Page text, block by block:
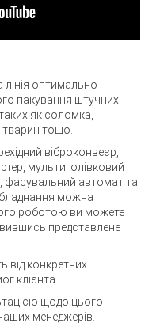
оптимально
пакування штучних
як соломка,
тощо.
віброконвеєр,
мультиголівковий
автомат та
можна
роботою ви можете
представлене
від конкретних
клієнта.
щодо цього
менеджерів.